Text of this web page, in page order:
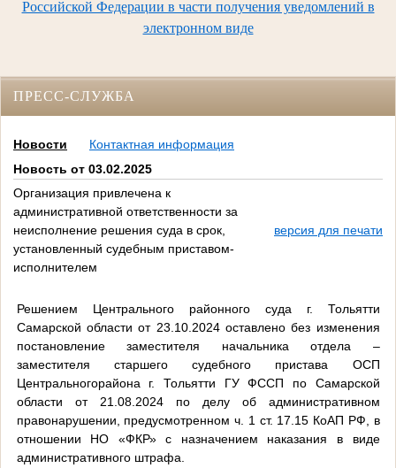
Российской Федерации в части получения уведомлений в
электронном виде
ПРЕСС-СЛУЖБА
Новости
Контактная информация
Новость от 03.02.2025
Организация привлечена к
административной ответственности за
неисполнение решения суда в срок,
установленный судебным приставом-
исполнителем
версия для печати
Решением Центрального районного суда г. Тольятти
Самарской области от 23.10.2024 оставлено без изменения
постановление заместителя начальника отдела –
заместителя старшего судебного пристава ОСП
Центральногорайона г. Тольятти ГУ ФССП по Самарской
области от 21.08.2024 по делу об административном
правонарушении, предусмотренном ч. 1 ст. 17.15 КоАП РФ, в
отношении НО «ФКР» с назначением наказания в виде
административного штрафа.